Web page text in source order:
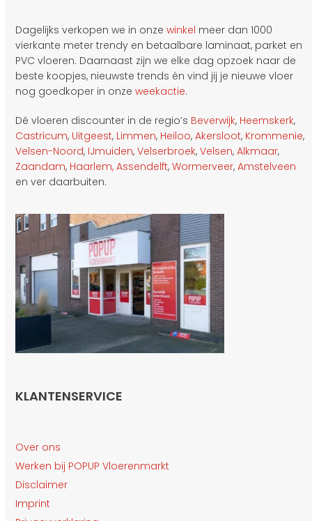
Dagelijks verkopen we in onzewinkel meer dan 1000
vierkante meter trendy en betaalbare laminaat, parket en
PVC vloeren. Daarnaast zijn we elke dag opzoek naar de
beste koopjes, nieuwste trends én vind jij je nieuwe vloer
nog goedkoper in onzeweekactie.
Dé vloeren discounter in de regio’s Beverwijk, Heemskerk,
Castricum, Uitgeest, Limmen, Heiloo,Akersloot, Krommenie,
Velsen-Noord, IJmuiden,Velserbroek,Velsen,Alkmaar,
Zaandam, Haarlem, Assendelft,Wormerveer,Amstelveen
en ver daarbuiten.
KLANTENSERVICE
Over ons
Werken bij POPUP Vloerenmarkt
Disclaimer
Imprint